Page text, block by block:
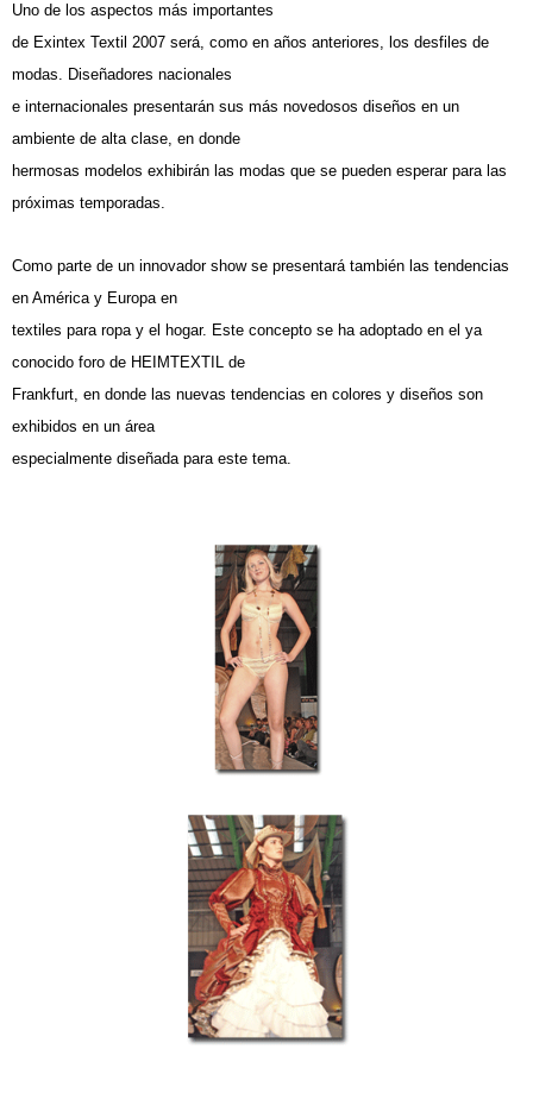
Uno de los aspectos más importantes
de Exintex Textil 2007 será, como en años anteriores, los desfiles de
modas. Diseñadores nacionales
e internacionales presentarán sus más novedosos diseños en un
ambiente de alta clase, en donde
hermosas modelos exhibirán las modas que se pueden esperar para las
próximas temporadas.
Como parte de un innovador show se presentará también las tendencias
en América y Europa en
textiles para ropa y el hogar. Este concepto se ha adoptado en el ya
conocido foro de HEIMTEXTIL de
Frankfurt, en donde las nuevas tendencias en colores y diseños son
exhibidos en un área
especialmente diseñada para este tema.